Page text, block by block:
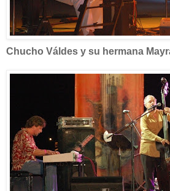
Chucho Váldes y su hermana